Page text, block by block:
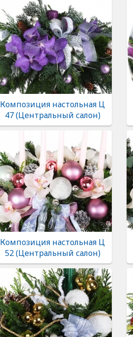
Композиция настольная Ц
47 (Центральный салон)
Композиция настольная Ц
52 (Центральный салон)